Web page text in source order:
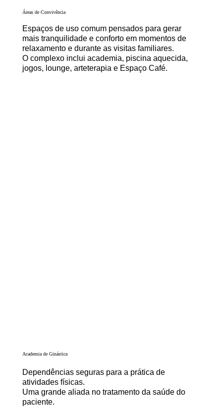
Áreas de Convivência
Espaços de uso comum pensados para gerar
mais tranquilidade e conforto em momentos de
relaxamento e durante as visitas familiares.
O complexo inclui academia, piscina aquecida,
jogos, lounge, arteterapia e Espaço Café.
Academia de Ginástica
Dependências seguras para a prática de
atividades físicas.
Uma grande aliada no tratamento da saúde do
paciente.